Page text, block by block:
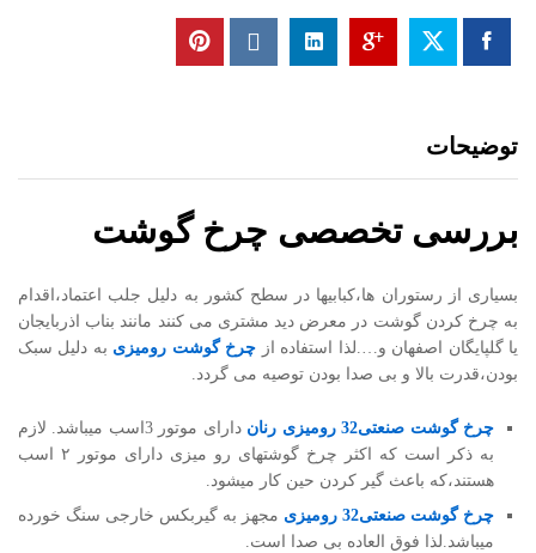
توضيحات
بررسی تخصصی چرخ گوشت
بسیاری از رستوران ها،کبابیها در سطح کشور به دلیل جلب اعتماد،اقدام
به چرخ کردن گوشت در معرض دید مشتری می کنند مانند بناب اذربایجان
یا گلپایگان اصفهان و….لذا استفاده از چرخ گوشت رومیزی به دلیل سبک
بودن،قدرت بالا و بی صدا بودن توصیه می گردد.
چرخ گوشت صنعتی32 رومیزی رنان
دارای موتور 3اسب میباشد. لازم
به ذکر است که اکثر چرخ گوشتهای رو میزی دارای موتور ۲ اسب
هستند،که باعث گیر کردن حین کار میشود.
چرخ گوشت صنعتی32 رومیزی
مجهز به گیربکس خارجی سنگ خورده
میباشد.لذا فوق العاده بی صدا است.